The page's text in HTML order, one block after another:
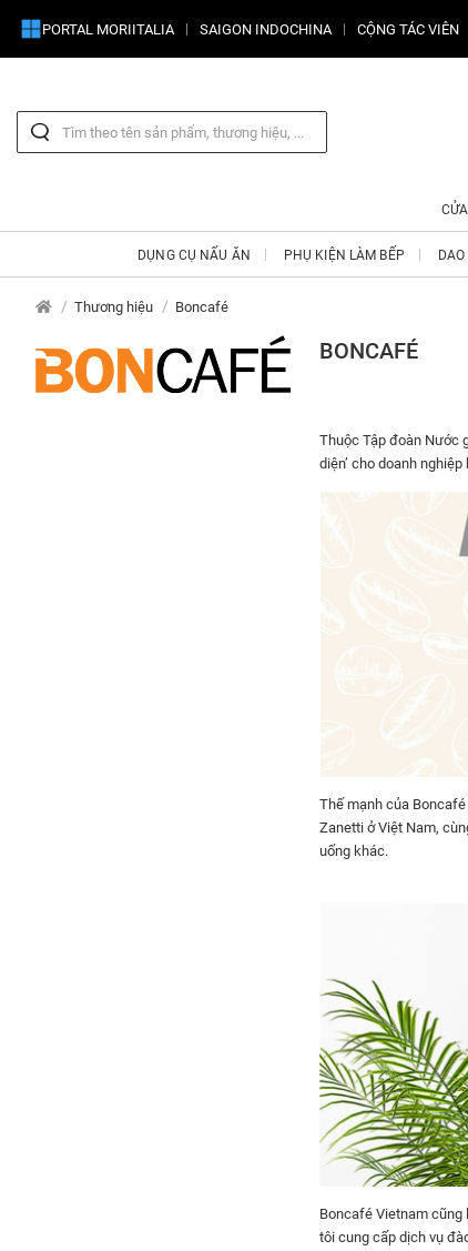
PORTAL MORIITALIA SAIGON INDOCHINA CỘNG TÁC VIÊN
DỤNG CỤ NẤU ĂN PHỤ KIỆN LÀM BẾP
Thương hiệu Boncafé
BONCAFÉ
Thuộc Tập đoàn Nước
diện’ cho doanh
Thế mạnh của
Zanetti ở Việt Nam,
uống khác.
Boncafé Vietnam cũng
tôi cung cấp dịch vụ